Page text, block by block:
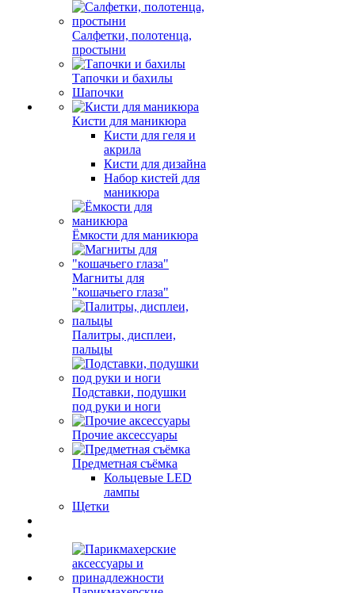
Салфетки, полотенца,
простыни
Тапочки и бахилы
Шапочки
Кисти для маникюра
Кисти для геля и
акрила
Кисти для дизайна
Набор кистей для
маникюра
Ёмкости для маникюра
Магниты для
"кошачьего глаза"
Палитры, дисплеи,
пальцы
Подставки, подушки
под руки и ноги
Прочие аксессуары
Предметная съёмка
Кольцевые LED
лампы
Щетки